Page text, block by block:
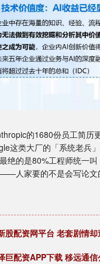
的1680份员工简历更
这类大厂的「系统老兵
绝的是80%工程师统一
人家要的不是会写论文
股配资网平台 老套剧情
巨配资APP下载 移远通